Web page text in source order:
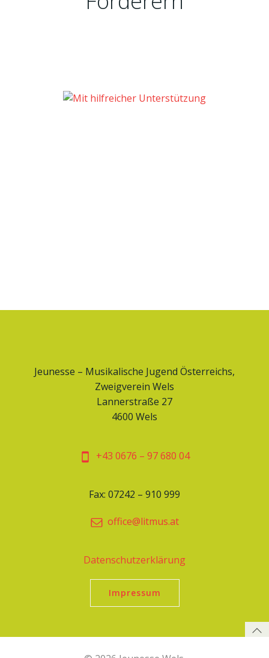
Jeunesse – Musikalische Jugend Österreichs,
Zweigverein Wels
Lannerstraße 27
4600 Wels
+43 0676 – 97 680 04
Fax: 07242 – 910 999
office@litmus.at
Datenschutzerklärung
Impressum